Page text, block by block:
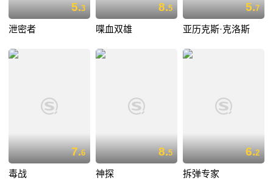
5.3
泄密者
8.5
喋血双雄
5.7
亚历克斯·克洛斯
7.6
毒战
8.5
神探
6.2
拆弹专家